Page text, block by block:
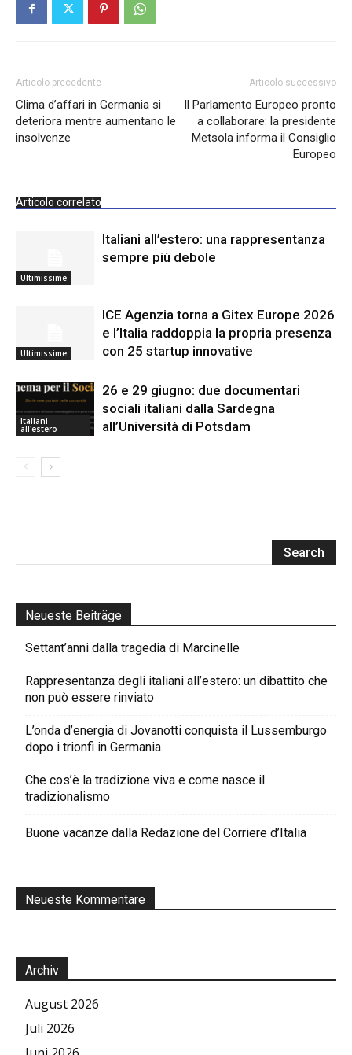
Articolo precedente
Clima d’affari in Germania si
deteriora mentre aumentano le
insolvenze
Articolo successivo
Il Parlamento Europeo pronto
a collaborare: la presidente
Metsola informa il Consiglio
Europeo
Articolo correlato
Ultimissime
Italiani all’estero: una rappresentanza
sempre più debole
Ultimissime
ICE Agenzia torna a Gitex Europe 2026
e l’Italia raddoppia la propria presenza
con 25 startup innovative
Italiani
all'estero
26 e 29 giugno: due documentari
sociali italiani dalla Sardegna
all’Università di Potsdam
Neueste Beiträge
Settant’anni dalla tragedia di Marcinelle
Rappresentanza degli italiani all’estero: un dibattito che
non può essere rinviato
L’onda d’energia di Jovanotti conquista il Lussemburgo
dopo i trionfi in Germania
Che cos’è la tradizione viva e come nasce il
tradizionalismo
Buone vacanze dalla Redazione del Corriere d’Italia
Neueste Kommentare
Archiv
August 2026
Juli 2026